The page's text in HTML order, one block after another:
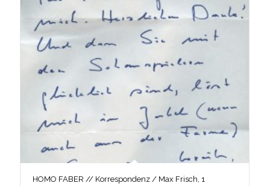
HOMO FABER // Korrespondenz / Max Frisch, 1